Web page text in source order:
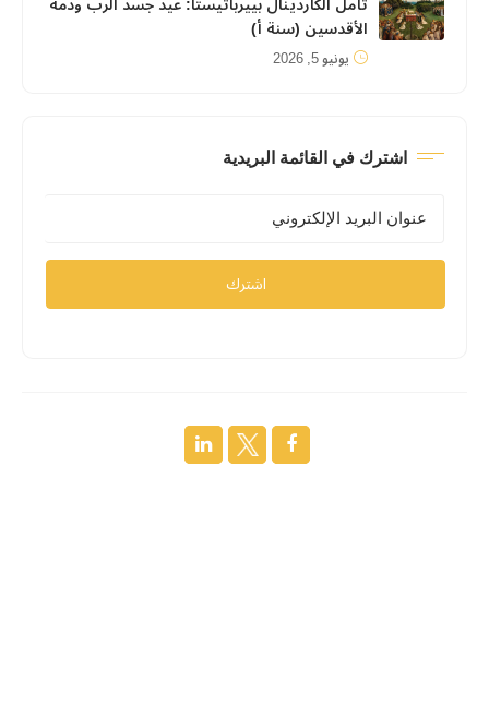
الأقدسين (سنة أ)
يونيو 5, 2026
اشترك في القائمة البريدية
اشترك